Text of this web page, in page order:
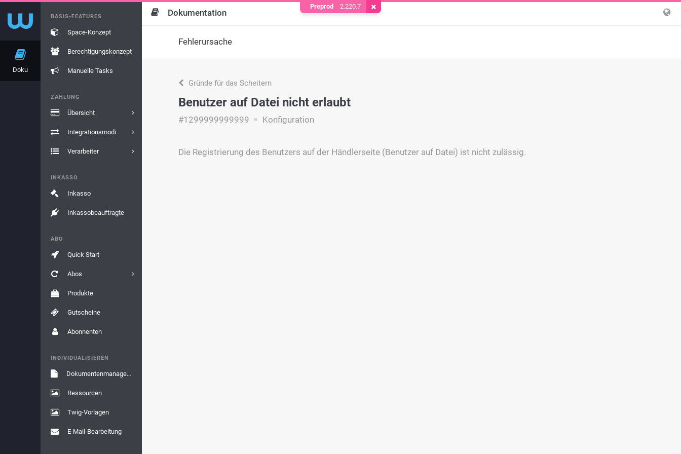
Doku
BASIS-FEATURES
Space-Konzept
Berechtigungskonzept
Manuelle Tasks
ZAHLUNG
Übersicht
Integrationsmodi
Verarbeiter
INKASSO
Inkasso
Inkassobeauftragte
ABO
Quick Start
Abos
Produkte
Gutscheine
Abonnenten
INDIVIDUALISIEREN
Dokumentenmanagement
Ressourcen
Twig-Vorlagen
E-Mail-Bearbeitung
Dokumentation
Fehlerursache
Gründe für das Scheitern
Benutzer auf Datei nicht erlaubt
#1299999999999 Konfiguration
Die Registrierung des Benutzers auf der Händlerseite (Benutzer auf Datei) ist nicht zulässig.
Preprod 2.220.7 Cookie entfernen